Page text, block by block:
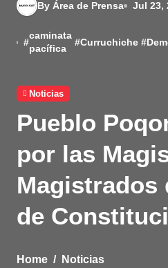
By Área de Prensa Jul 23,
#
caminata
pacífica
#Curruchiche #
Noticias
Pueblo
por las
Magistrados
de
Home
Noticias